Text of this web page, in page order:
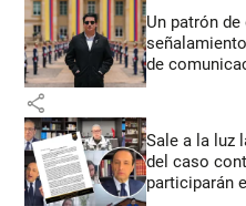
Un patrón
de
share
Sale a la luz
del caso
participarán